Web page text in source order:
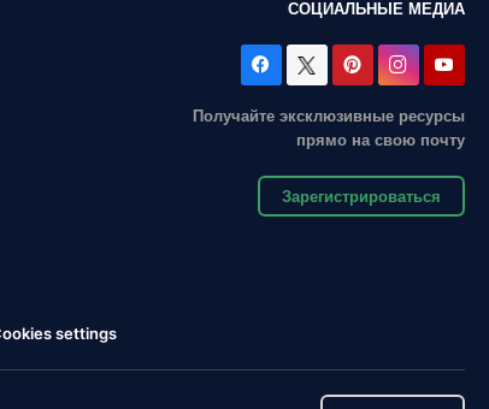
СОЦИАЛЬНЫЕ МЕДИА
Получайте эксклюзивные ресурсы
прямо на свою почту
Зарегистрироваться
settings